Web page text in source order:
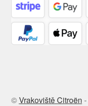
©Vrakoviště Citroën -